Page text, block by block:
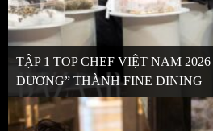
TẬP 1 TOP CHEF VIỆT NAM
DƯƠNG” THÀNH FINE DINING